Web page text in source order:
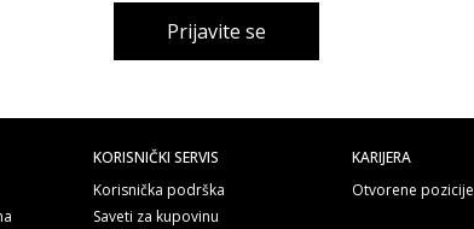
Prijavite se
KORISNIČKI SERVIS
Korisnička podrška
Saveti za kupovinu
KARIJERA
Otvorene pozicije